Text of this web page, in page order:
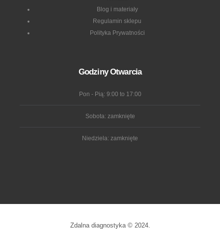
Blog i materiały
Regulamin sklepu
Polityka Prywatności
Godziny Otwarcia
Pon - Pią: 9:00 to 17:00
Sobota: zamknięte
Niedziela: zamknięte
Zdalna diagnostyka © 2024.